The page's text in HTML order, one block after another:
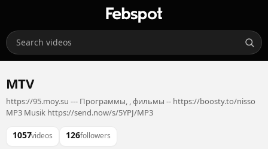
MTV
https://95.moy.su --- Программы, , фильмы -- https://boosty.to/nisso
MP3 Musik https://send.now/s/5YPJ/MP3
1057videos 126followers